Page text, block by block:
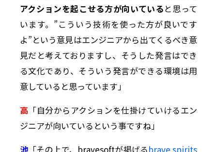
アクションを起こせる方が向いていると思って
います。”こういう技術を使った方が良いです
よ”という意見はエンジニアから出てくるべき意
見だと考えておりますし、そうした発言はでき
る文化であり、そういう発言ができる環境は用
意していると思っています」
高 「自分からアクションを仕掛けていけるエン
ジニアが向いているという事ですね」
池「その上で、bravesoftが掲げるbrave spirits